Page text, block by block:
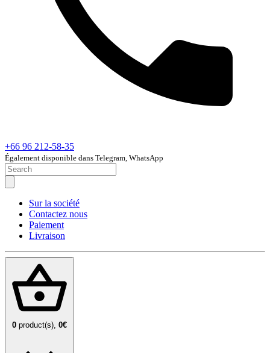
+66 96 212-58-35
Également disponible dans Telegram, WhatsApp
Sur la société
Contactez nous
Paiement
Livraison
0 product(s), 0€